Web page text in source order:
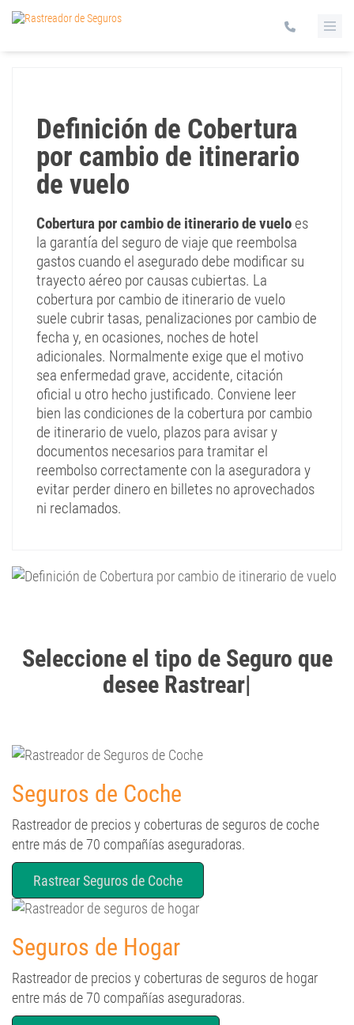
Definición de Cobertura
por cambio de itinerario
de vuelo
Cobertura por cambio de itinerario de vuelo es
la garantía del seguro de viaje que reembolsa
gastos cuando el asegurado debe modificar su
trayecto aéreo por causas cubiertas. La
cobertura por cambio de itinerario de vuelo
suele cubrir tasas, penalizaciones por cambio de
fecha y, en ocasiones, noches de hotel
adicionales. Normalmente exige que el motivo
sea enfermedad grave, accidente, citación
oficial u otro hecho justificado. Conviene leer
bien las condiciones de la cobertura por cambio
de itinerario de vuelo, plazos para avisar y
documentos necesarios para tramitar el
reembolso correctamente con la aseguradora y
evitar perder dinero en billetes no aprovechados
ni reclamados.
Seleccione el tipo de Seguro que
desee Rastrear|
Seguros de Coche
Rastreador de precios y coberturas de seguros de coche
entre más de 70 compañías aseguradoras.
Rastrear Seguros de Coche
Seguros de Hogar
Rastreador de precios y coberturas de seguros de hogar
entre más de 70 compañías aseguradoras.